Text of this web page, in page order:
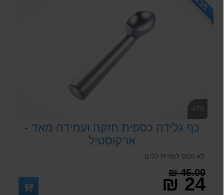
-47%
כף גלידה כספית חזקה ועמידה מאד -
ארקוסטיל
לא נכנס למדיח כלים.
45.00 ₪
24 ₪